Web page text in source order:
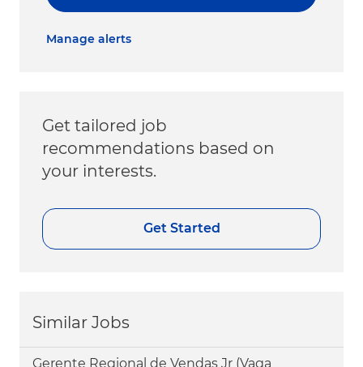
Manage alerts
Get tailored job
recommendations based on
your interests.
Get Started
Similar Jobs
Gerente Regional de Vendas Jr (Vaga